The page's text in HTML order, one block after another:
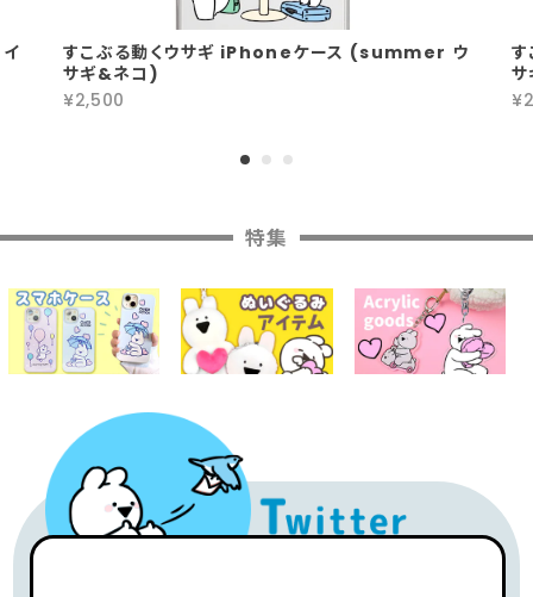
すこぶる動くウサギ iPhoneケース (summer ウ
サギ&ネコ)
¥2,500
特集